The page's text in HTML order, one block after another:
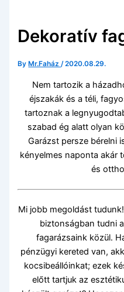
Dekoratív
By Mr.Faház/2020.08.29.
Nem tartozik a
éjszakák és a téli,
tartoznak a
szabad ég alatt olyan
Garázst persze bérelni
kényelmes naponta akár
és
Mi jobb megoldást
biztonságban tudni
fagarázsaink közül.
pénzügyi kereted van,
kocsibeállóinkat; ezek
előtt tartjuk az